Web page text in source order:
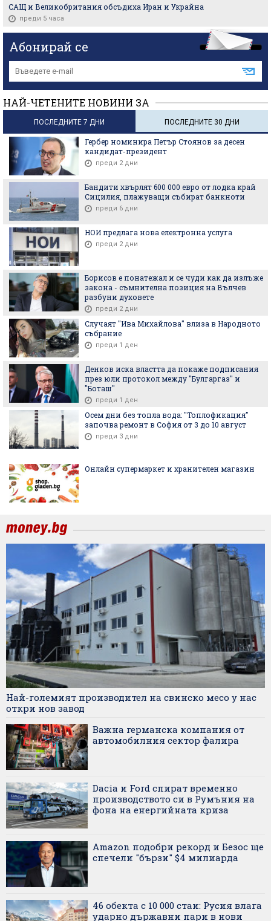
САЩ и Великобритания обсъдиха Иран и Украйна
преди 5 часа
Абонирай се
НАЙ-ЧЕТЕНИТЕ НОВИНИ ЗА
ПОСЛЕДНИТЕ 7 ДНИ ПОСЛЕДНИТЕ 30 ДНИ
Гербер номинира Петър Стоянов за десен
кандидат-президент
преди 2 дни
Бандити хвърлят 600 000 евро от лодка край
Сицилия, плажуващи събират банкноти
преди 6 дни
НОИ предлага нова електронна услуга
преди 2 дни
Борисов е понатежал и се чуди как да излъже
закона - съмнителна позиция на Вълчев
разбуни духовете
преди 2 дни
Случаят "Ива Михайлова" влиза в Народното
събрание
преди 1 ден
Денков иска властта да покаже подписания
през юли протокол между "Булгаргаз" и
"Боташ"
преди 1 ден
Осем дни без топла вода: "Топлофикация"
започва ремонт в София от 3 до 10 август
преди 3 дни
Онлайн супермаркет и хранителен магазин
Най-големият производител на свинско месо у нас
откри нов завод
Важна германска компания от
автомобилния сектор фалира
Dacia и Ford спират временно
производството си в Румъния на
фона на енергийната криза
Amazon подобри рекорд и Безос ще
спечели "бързи" $4 милиарда
46 обекта с 10 000 стаи: Русия влага
ударно държавни пари в нови